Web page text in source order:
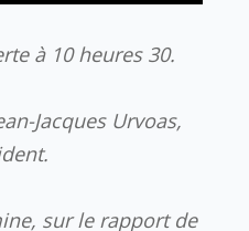
à 10 heures 30.
Jacques Urvoas,
sur le rapport de